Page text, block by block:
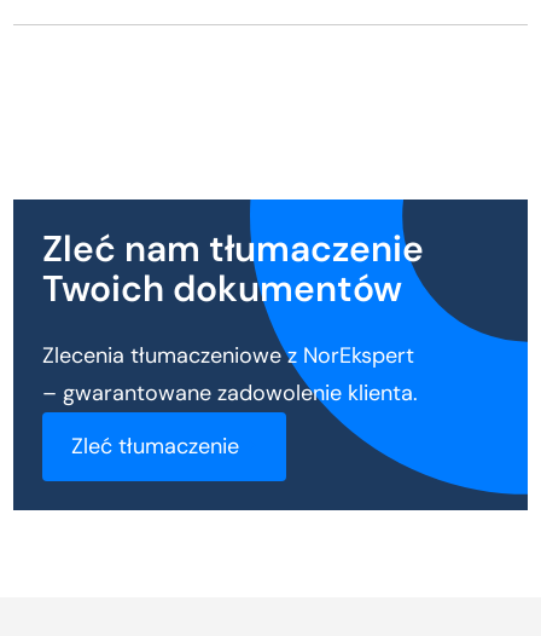
Zleć nam tłumaczenie
Twoich dokumentów
Zlecenia tłumaczeniowe z NorEkspert
– gwarantowane zadowolenie klienta.
Zleć tłumaczenie